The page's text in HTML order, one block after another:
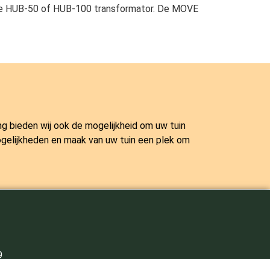
50 of HUB-100 transformator. De MOVE
bieden wij ook de mogelijkheid om uw tuin
en maak van uw tuin een plek om